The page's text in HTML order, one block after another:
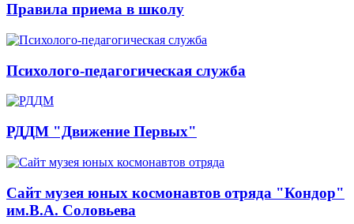
Правила приема в школу
Психолого-педагогическая служба
РДДМ "Движение Первых"
Сайт музея юных космонавтов отряда "Кондор"
им.В.А. Соловьева